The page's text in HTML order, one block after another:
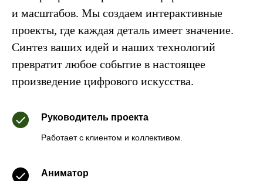
и масштабов. Мы создаем интерактивные
проекты, где каждая деталь имеет значение.
Синтез ваших идей и наших технологий
превратит любое событие в настоящее
произведение цифрового искусства.
Руководитель проекта
Работает с клиентом и коллективом.
Аниматор